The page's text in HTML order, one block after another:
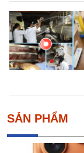
SẢN PHẨM